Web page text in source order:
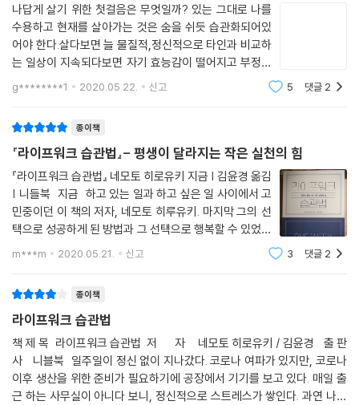
을 품고 하루하루를 살아가는 것보다 지금이라도 용기와 짬을 내어 자신만
의 라이프워크를 그려나가는 게 훨씬 현명한 선택이 아닐까. 이 책에서 제
시하듯이 딱 일주일만 나다움 발굴 프로젝트에 도전해보자. 그리고 그 일
주일이 한 달, 1년이 지속될 수 있도록 ‘라이프워크 습관’을 들여보자.
나답게 살기 위한 첫걸음은 무엇일까? 있는 그대로 나를
수용하고 현재를 살아가는 것은 숨을 쉬듯 습관화되어있
어야 한다.살다보면 늘 물질적,정신적으로 타인과 비교하
는 일상이 지속되다보면 자기 효능감이 떨어지고 부정적
인 감정 우울,좌절,상실을 무겁게 달고살게된다.칭찬을
받아도 온전히 받아들이지 못해 아니예요.하며 겸손과 자
g********1 2020.05.22. 신고 5 댓글 2
종이책
『라이프워크 습관법』- 평생이 달라지는 작은 실천의 힘
『라이프워크 습관법』 네모토 히로유키 지금 | 김윤경 옮김
| 니들북 지금 하고 있는 일과 하고 싶은 일 사이에서 고
민중이던 이 책의 저자, 네모토 히루유키. 마지막 그의 선
택으로 성공하게 된 방법과 그 선택으로 행복할 수 있었던
그의 철학을 이 책, 『라이프워크 습관법』 에 소개하고 있
m***m 2020.05.21. 신고 3 댓글 2
종이책
라이프워크 습관법
책 제 목 라이프워크 습관법 저 자 네모토 히로유키 / 김윤경 출 판
사 니블북 일주일이 정신 없이 지나갔다. 코로나 여파가 있지만, 코로나
이후 생산을 위한 준비가 필요하기에 공장에서 기기를 보고 있다. 매일 출
근 하는 사무실이 아니다 보니, 정신적으로 스트레스가 쌓인다. 과연 나는